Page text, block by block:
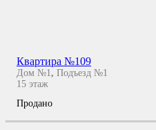
Квартира №109
Дом №1, Подъезд №1
15 этаж
Продано